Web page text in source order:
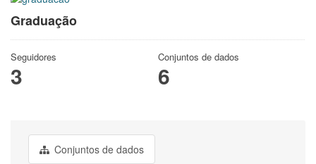
Graduação
Seguidores
3
Conjuntos de dados
6
Conjuntos de dados